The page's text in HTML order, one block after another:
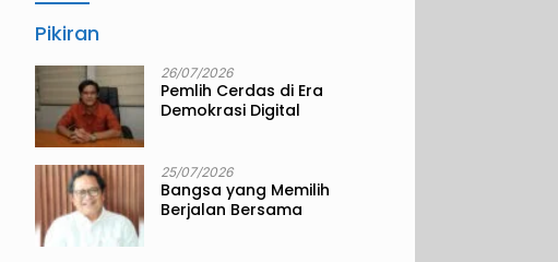
Pikiran
26/07/2026
Pemlih Cerdas di Era
Demokrasi Digital
25/07/2026
Bangsa yang Memilih
Berjalan Bersama